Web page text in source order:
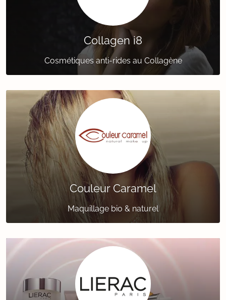
Collagen i8
Cosmétiques anti-rides au Collagène
Couleur Caramel
Maquillage bio & naturel